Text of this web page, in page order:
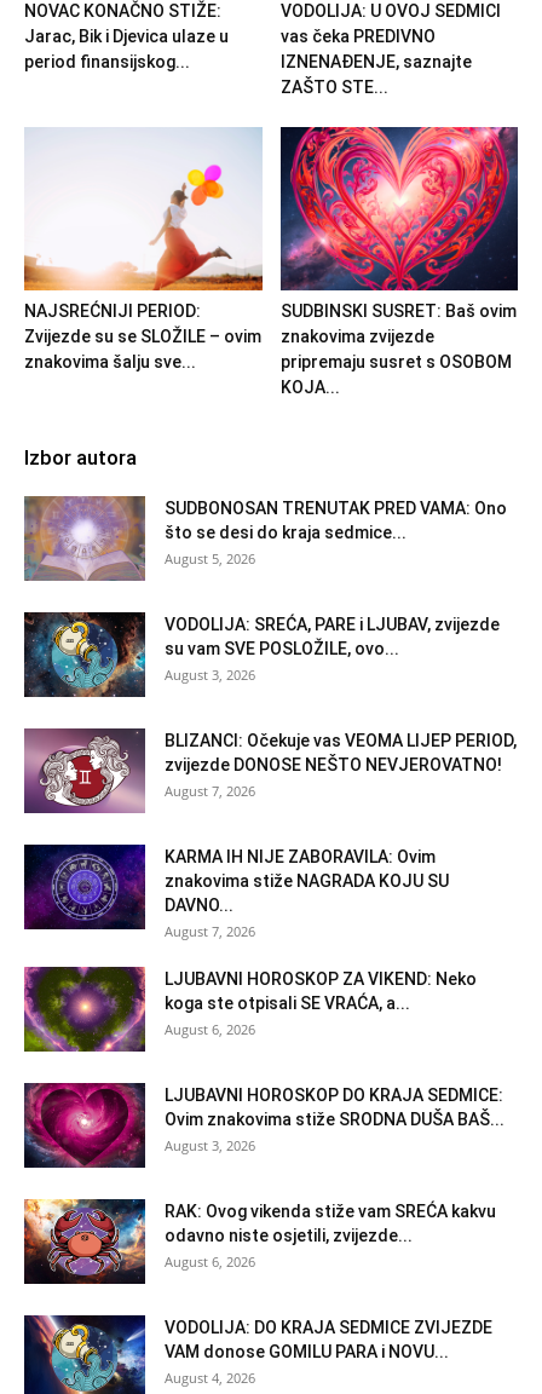
NOVAC KONAČNO STIŽE:
Jarac, Bik i Djevica ulaze u
period finansijskog...
VODOLIJA: U OVOJ SEDMICI
vas čeka PREDIVNO
IZNENAĐENJE, saznajte
ZAŠTO STE...
NAJSREĆNIJI PERIOD:
Zvijezde su se SLOŽILE – ovim
znakovima šalju sve...
SUDBINSKI SUSRET: Baš ovim
znakovima zvijezde
pripremaju susret s OSOBOM
KOJA...
Izbor autora
SUDBONOSAN TRENUTAK PRED VAMA: Ono
što se desi do kraja sedmice...
August 5, 2026
VODOLIJA: SREĆA, PARE i LJUBAV, zvijezde
su vam SVE POSLOŽILE, ovo...
August 3, 2026
BLIZANCI: Očekuje vas VEOMA LIJEP PERIOD,
zvijezde DONOSE NEŠTO NEVJEROVATNO!
August 7, 2026
KARMA IH NIJE ZABORAVILA: Ovim
znakovima stiže NAGRADA KOJU SU
DAVNO...
August 7, 2026
LJUBAVNI HOROSKOP ZA VIKEND: Neko
koga ste otpisali SE VRAĆA, a...
August 6, 2026
LJUBAVNI HOROSKOP DO KRAJA SEDMICE:
Ovim znakovima stiže SRODNA DUŠA BAŠ...
August 3, 2026
RAK: Ovog vikenda stiže vam SREĆA kakvu
odavno niste osjetili, zvijezde...
August 6, 2026
VODOLIJA: DO KRAJA SEDMICE ZVIJEZDE
VAM donose GOMILU PARA i NOVU...
August 4, 2026